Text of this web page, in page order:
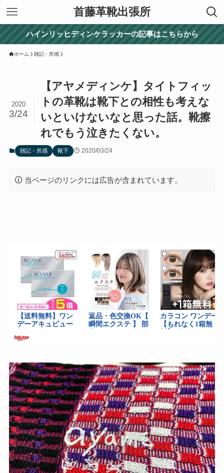
首藤革靴出張所
ハインリッヒディンケラッカーの記事はこちらから
ホーム 雑記・所感
【アヤメディンケ】タイトフィッ
トの革靴は靴下との相性も考えな
いといけないなと思った話。靴擦
れでもう泣きたくない。
2020
3/24
雑記・所感 靴下 2020/03/24
当ページのリンクには広告が含まれています。